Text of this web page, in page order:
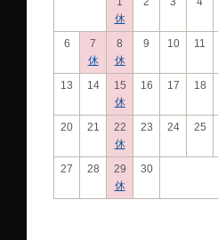
休
6
7
休
8
休
9 10 11
13 14
15
休
16 17 18
20 21
22
休
23 24 25
27 28
29
休
30